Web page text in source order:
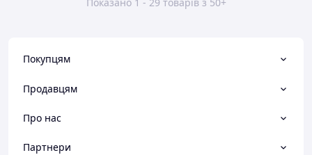
Покупцям
Продавцям
Про нас
Партнери